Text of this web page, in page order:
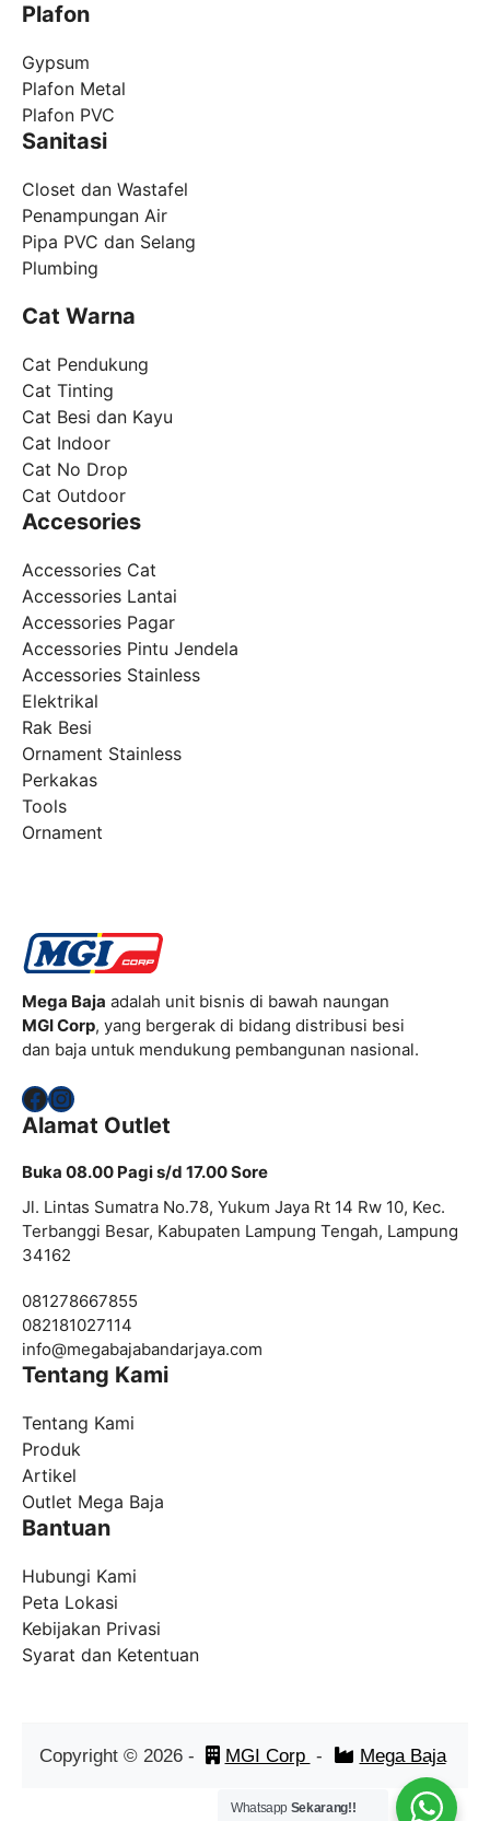
Plafon
Gypsum
Plafon Metal
Plafon PVC
Sanitasi
Closet dan Wastafel
Penampungan Air
Pipa PVC dan Selang
Plumbing
Cat Warna
Cat Pendukung
Cat Tinting
Cat Besi dan Kayu
Cat Indoor
Cat No Drop
Cat Outdoor
Accesories
Accessories Cat
Accessories Lantai
Accessories Pagar
Accessories Pintu Jendela
Accessories Stainless
Elektrikal
Rak Besi
Ornament Stainless
Perkakas
Tools
Ornament
Mega Baja adalah unit bisnis di bawah naungan
MGI Corp, yang bergerak di bidang distribusi besi
dan baja untuk mendukung pembangunan nasional.
Facebook
Instagram
Alamat Outlet
Buka 08.00 Pagi s/d 17.00 Sore
Jl. Lintas Sumatra No.78, Yukum Jaya Rt 14 Rw 10, Kec.
Terbanggi Besar, Kabupaten Lampung Tengah, Lampung
34162
081278667855
082181027114
info@megabajabandarjaya.com
Tentang Kami
Tentang Kami
Produk
Artikel
Outlet Mega Baja
Bantuan
Hubungi Kami
Peta Lokasi
Kebijakan Privasi
Syarat dan Ketentuan
Copyright © 2026- MGI Corp - Mega Baja
Whatsapp Sekarang!!